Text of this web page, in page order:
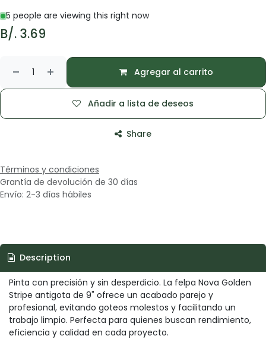
5 people are viewing this right now
B/. 3.69
Agregar al carrito
Añadir a lista de deseos
Share
Términos y condiciones
Grantía de devolución de 30 días
Envío: 2-3 días hábiles
Description
Pinta con precisión y sin desperdicio. La felpa Nova Golden
Stripe antigota de 9" ofrece un acabado parejo y
profesional, evitando goteos molestos y facilitando un
trabajo limpio. Perfecta para quienes buscan rendimiento,
eficiencia y calidad en cada proyecto.